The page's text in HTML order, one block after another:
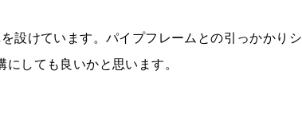
設けています。パイプフレームとの引っかかりシ
しても良いかと思います。